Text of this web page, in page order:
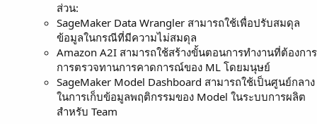
ส่วน:
SageMaker Data Wrangler สามารถใช้เพื่อปรับสมดุล
ข้อมูลในกรณีที่มีความไม่สมดุล
Amazon A2I สามารถใช้สร้างขั้นตอนการทำงานที่ต้องการ
การตรวจทานการคาดการณ์ของ ML โดยมนุษย์
SageMaker Model Dashboard สามารถใช้เป็นศูนย์กลาง
ในการเก็บข้อมูลพฤติกรรมของ Model ในระบบการผลิต
สำหรับ Team